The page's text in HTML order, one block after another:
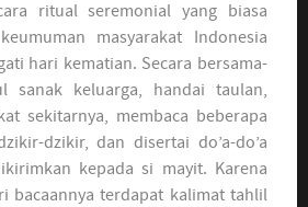
ritual seremonial yang biasa
masyarakat Indonesia
hari kematian. Secara bersama-
sanak keluarga, handai taulan,
sekitarnya, membaca beberapa
dzikir, dan disertai do’a-do’a
kepada si mayit. Karena
bacaannya terdapat kalimat tahlil